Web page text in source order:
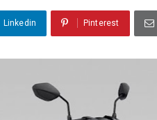
Linkedin Pinterest